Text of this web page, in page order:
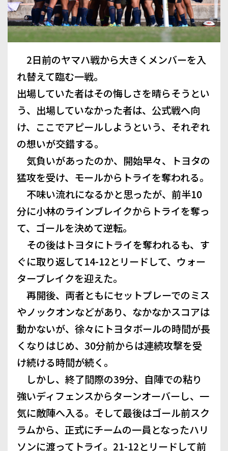
2日前のヤマハ戦から大きくメンバーを入
れ替えて臨む一戦。
出場していた者はその悔しさを晴らそうとい
う、出場していなかった者は、公式戦へ向
け、ここでアピールしようという、それぞれ
の想いが交錯する。
気負いがあったのか、開始早々、トヨタの
猛攻を受け、モールからトライを奪われる。
不味い流れになるかと思ったが、前半10
分に小林のラインブレイクからトライを奪っ
て、ゴールを決めて逆転。
その後はトヨタにトライを奪われるも、す
ぐに取り返して14-12とリードして、ウォー
ターブレイクを迎えた。
再開後、両者ともにセットプレーでのミス
やノックオンなどがあり、なかなかスコアは
動かないが、徐々にトヨタボールの時間が長
くなりはじめ、30分前からは連続攻撃を受
け続ける時間が続く。
しかし、終了間際の39分、自陣での粘り
強いディフェンスからターンオーバーし、一
気に敵陣へ入る。そして最後はゴール前スク
ラムから、正式にチームの一員となったハリ
ソンに渡ってトライ。21-12とリードして前